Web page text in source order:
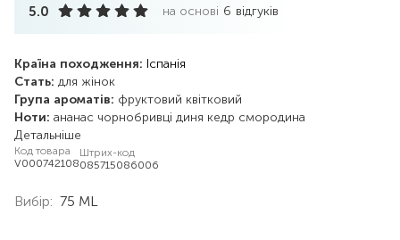
5.0 на основі 6 відгуків
Країна походження: Іспанія
Стать: для жінок
Група ароматів: фруктовий квітковий
Ноти: ананас чорнобривці диня кедр смородина
Детальніше
Код товара
V000742108
Штрих-код
085715086006
Вибір: 75 ML